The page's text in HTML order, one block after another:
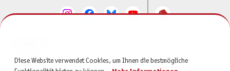
SERVICE
Diese Website verwendet Cookies, um Ihnen die bestmögliche